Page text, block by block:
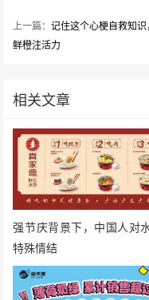
上一篇：记住这个心梗自救知识
鲜橙注活力
相关文章
强节庆背景下，中国人对
特殊情结